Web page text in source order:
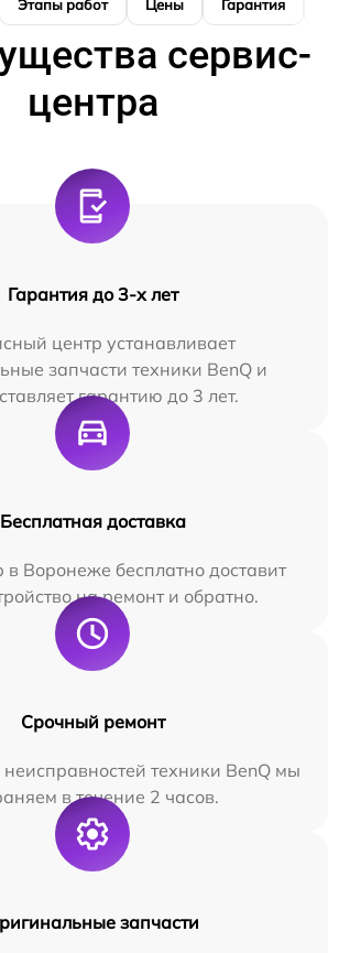
Этапы работ Цены Гарантия
сервис-
центра
Гарантия до 3-х лет
центр устанавливает
запчасти техники BenQ и
гарантию до 3 лет.
Бесплатная доставка
Воронеже бесплатно доставит
на ремонт и обратно.
Срочный ремонт
техники BenQ мы
в течение 2 часов.
запчасти